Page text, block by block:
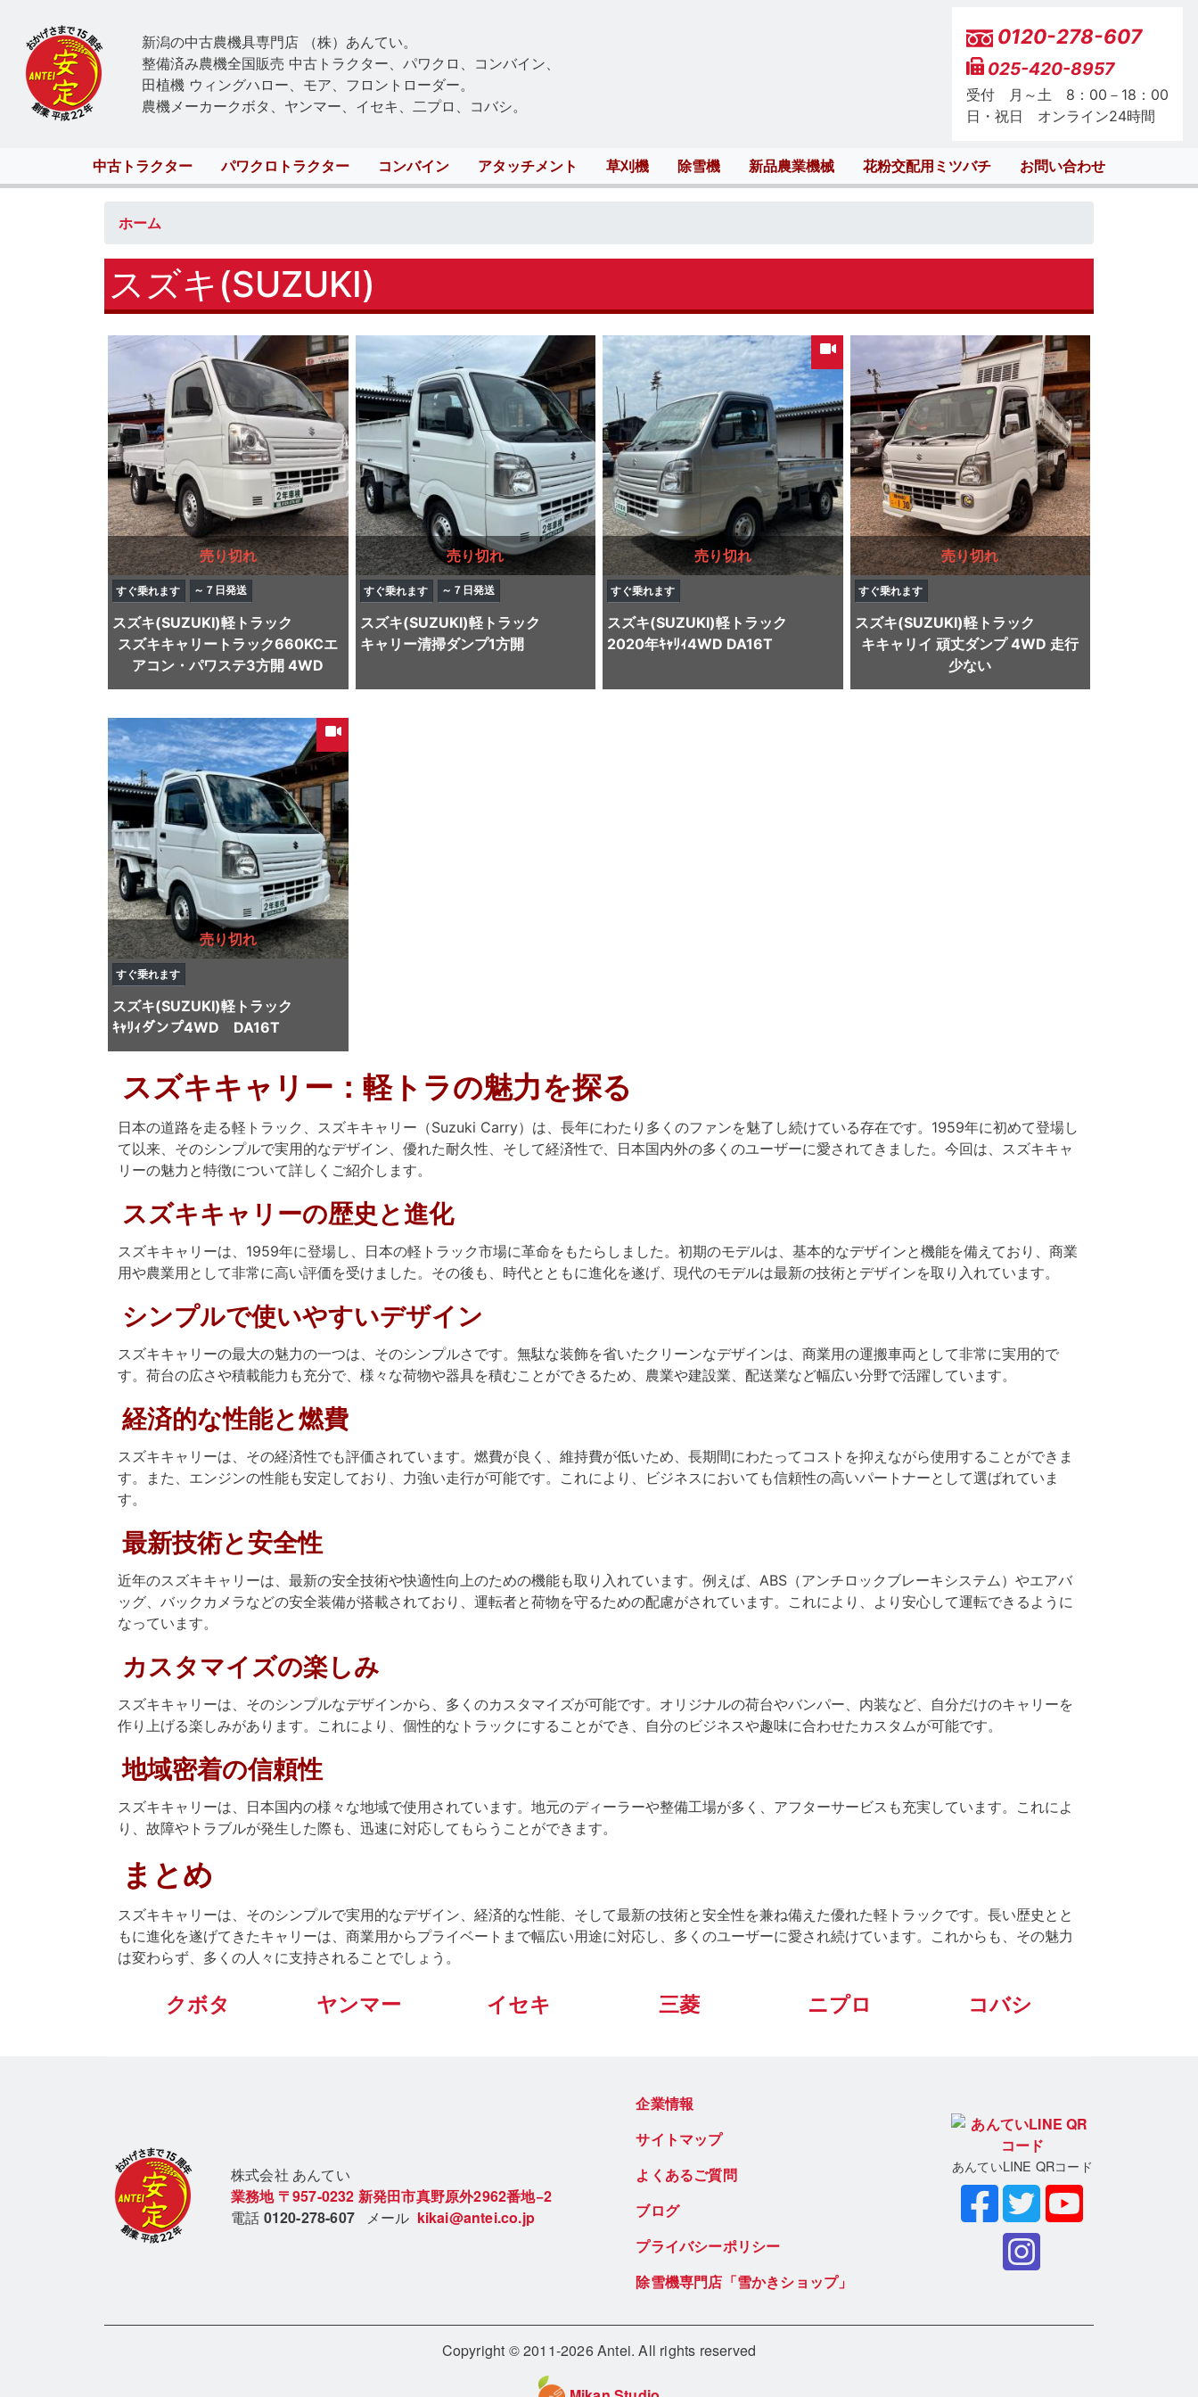
新潟の中古農機具専門店 （株）あんてい。
整備済み農機全国販売 中古トラクター、パワクロ、コンバイン、
田植機 ウィングハロー、モア、フロントローダー。
農機メーカークボタ、ヤンマー、イセキ、二プロ、コバシ。
0120-278-607
025-420-8957
受付 月～土 8：00－18：00
日・祝日 オンライン24時間
Main
navigation
中古トラクター パワクロトラクター コンバイン アタッチメント 草刈機 除雪機 新品農業機械 花粉交配用ミツバチ お問い合わせ
ホーム
スズキ(SUZUKI)
売り切れ
すぐ乗れます ～７日発送
スズキ(SUZUKI)軽トラック
スズキキャリートラック660KCエ
アコン・パワステ3方開 4WD
売り切れ
すぐ乗れます ～７日発送
スズキ(SUZUKI)軽トラック
キャリー清掃ダンプ1方開
売り切れ
すぐ乗れます
スズキ(SUZUKI)軽トラック
2020年ｷｬﾘｨ4WD DA16T
売り切れ
すぐ乗れます
スズキ(SUZUKI)軽トラック
キキャリイ 頑丈ダンプ 4WD 走行
少ない
売り切れ
すぐ乗れます
スズキ(SUZUKI)軽トラック
ｷｬﾘｨダンプ4WD DA16T
スズキキャリー：軽トラの魅力を探る
日本の道路を走る軽トラック、スズキキャリー（Suzuki Carry）は、長年にわたり多くのファンを魅了し続けている存在です。1959年に初めて登場し
て以来、そのシンプルで実用的なデザイン、優れた耐久性、そして経済性で、日本国内外の多くのユーザーに愛されてきました。今回は、スズキキャ
リーの魅力と特徴について詳しくご紹介します。
スズキキャリーの歴史と進化
スズキキャリーは、1959年に登場し、日本の軽トラック市場に革命をもたらしました。初期のモデルは、基本的なデザインと機能を備えており、商業
用や農業用として非常に高い評価を受けました。その後も、時代とともに進化を遂げ、現代のモデルは最新の技術とデザインを取り入れています。
シンプルで使いやすいデザイン
スズキキャリーの最大の魅力の一つは、そのシンプルさです。無駄な装飾を省いたクリーンなデザインは、商業用の運搬車両として非常に実用的で
す。荷台の広さや積載能力も充分で、様々な荷物や器具を積むことができるため、農業や建設業、配送業など幅広い分野で活躍しています。
経済的な性能と燃費
スズキキャリーは、その経済性でも評価されています。燃費が良く、維持費が低いため、長期間にわたってコストを抑えながら使用することができま
す。また、エンジンの性能も安定しており、力強い走行が可能です。これにより、ビジネスにおいても信頼性の高いパートナーとして選ばれていま
す。
最新技術と安全性
近年のスズキキャリーは、最新の安全技術や快適性向上のための機能も取り入れています。例えば、ABS（アンチロックブレーキシステム）やエアバ
ッグ、バックカメラなどの安全装備が搭載されており、運転者と荷物を守るための配慮がされています。これにより、より安心して運転できるように
なっています。
カスタマイズの楽しみ
スズキキャリーは、そのシンプルなデザインから、多くのカスタマイズが可能です。オリジナルの荷台やバンパー、内装など、自分だけのキャリーを
作り上げる楽しみがあります。これにより、個性的なトラックにすることができ、自分のビジネスや趣味に合わせたカスタムが可能です。
地域密着の信頼性
スズキキャリーは、日本国内の様々な地域で使用されています。地元のディーラーや整備工場が多く、アフターサービスも充実しています。これによ
り、故障やトラブルが発生した際も、迅速に対応してもらうことができます。
まとめ
スズキキャリーは、そのシンプルで実用的なデザイン、経済的な性能、そして最新の技術と安全性を兼ね備えた優れた軽トラックです。長い歴史とと
もに進化を遂げてきたキャリーは、商業用からプライベートまで幅広い用途に対応し、多くのユーザーに愛され続けています。これからも、その魅力
は変わらず、多くの人々に支持されることでしょう。
クボタ ヤンマー イセキ 三菱 ニプロ コバシ
株式会社 あんてい
業務地 〒957-0232 新発田市真野原外2962番地−2
電話 0120-278-607 メール kikai@antei.co.jp
企業情報
サイトマップ
よくあるご質問
ブログ
プライバシーポリシー
除雪機専門店「雪かきショップ」
あんていLINE QRコード
Copyright © 2011-2026 Antei. All rights reserved